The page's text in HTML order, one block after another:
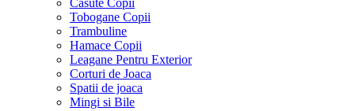
Casute Copii
Tobogane Copii
Trambuline
Hamace Copii
Leagane Pentru Exterior
Corturi de Joaca
Spatii de joaca
Mingi si Bile